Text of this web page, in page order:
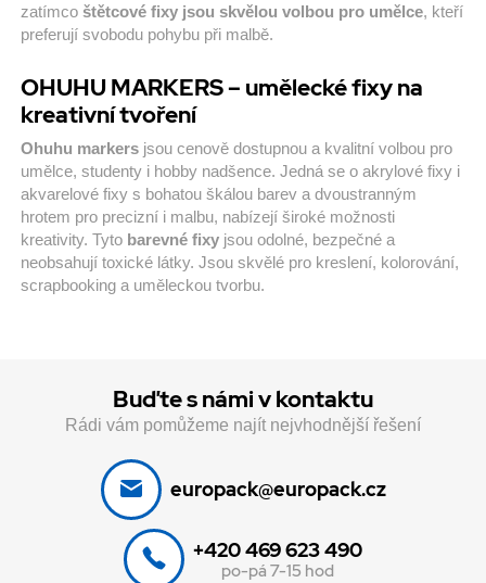
zatímco štětcové fixy jsou skvělou volbou pro umělce, kteří
preferují svobodu pohybu při malbě.
OHUHU MARKERS – umělecké fixy na
kreativní tvoření
Ohuhu markers jsou cenově dostupnou a kvalitní volbou pro
umělce, studenty i hobby nadšence. Jedná se o akrylové fixy i
akvarelové fixy s bohatou škálou barev a dvoustranným
hrotem pro precizní i malbu, nabízejí široké možnosti
kreativity. Tyto barevné fixy jsou odolné, bezpečné a
neobsahují toxické látky. Jsou skvělé pro kreslení, kolorování,
scrapbooking a uměleckou tvorbu.
Buďte s námi v kontaktu
Rádi vám pomůžeme najít nejvhodnější řešení
europack@europack.cz
+420 469 623 490
po-pá 7-15 hod